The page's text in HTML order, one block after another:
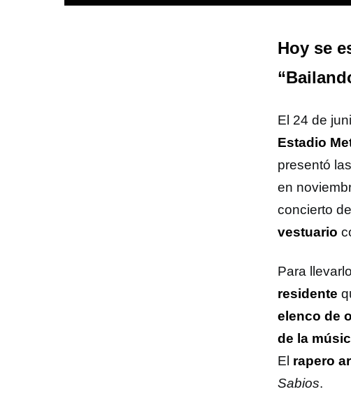
Hoy se
El 24 de
Estadio
presentó
en
concierto
vestuario
Para
residente
elenco de
de la
El rapero
Sabios.